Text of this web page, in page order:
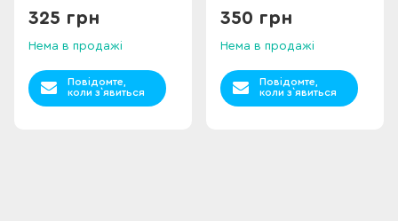
325 грн
Нема в продажі
Повідомте,
коли з`явиться
350 грн
Нема в продажі
Повідомте,
коли з`явиться